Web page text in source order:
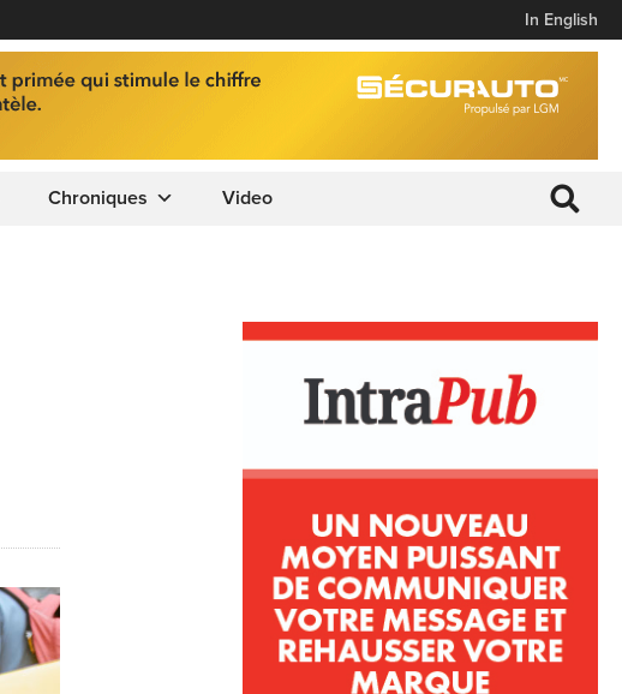
In English
Chroniques Video